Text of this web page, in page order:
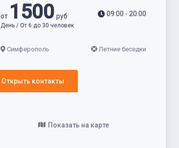
от 1500руб
День / От 6 до 30 человек
09:00 - 20:00
Симферополь Летние беседки
Открыть контакты
Показать на карте